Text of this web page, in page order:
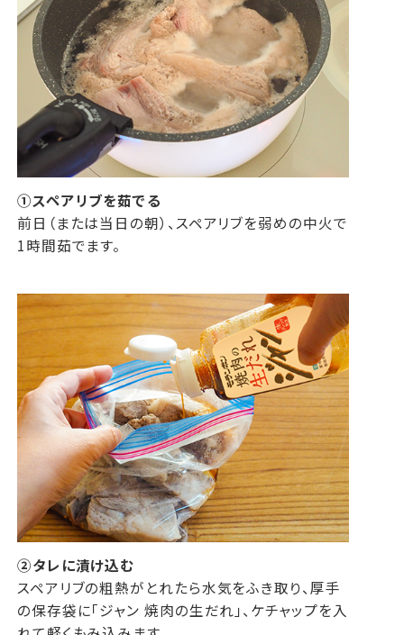
①スペアリブを茹でる
前日（または当日の朝）、スペアリブを弱めの中火で
1時間茹でます。
②タレに漬け込む
スペアリブの粗熱がとれたら水気をふき取り、厚手
の保存袋に「ジャン 焼肉の生だれ」、ケチャップを入